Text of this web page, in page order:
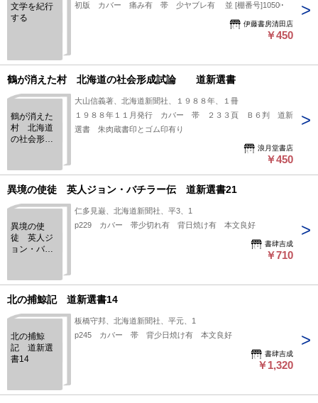
文学を紀行
する
初版 カバー 痛み有 帯 少ヤブレ有 並 [棚番号]10500
伊藤書房清田店
￥450
鶴が消えた村 北海道の社会形成試論 道新選書
鶴が消えた
村 北海道
の社会形成
大山信義著、北海道新聞社、１９８８年、１冊
１９８８年１１月発行 カバー 帯 ２３３頁 Ｂ６判 道新
選書 朱肉蔵書印とゴム印有り
浪月堂書店
￥450
異境の使徒 英人ジョン・バチラー伝 道新選書21
異境の使
徒 英人ジ
ョン・バチ
仁多見巌、北海道新聞社、平3、1
p229 カバー 帯少切れ有 背日焼け有 本文良好
書肆吉成
￥710
北の捕鯨記 道新選書14
北の捕鯨
記 道新選
書14
板橋守邦、北海道新聞社、平元、1
p245 カバー 帯 背少日焼け有 本文良好
書肆吉成
￥1,320